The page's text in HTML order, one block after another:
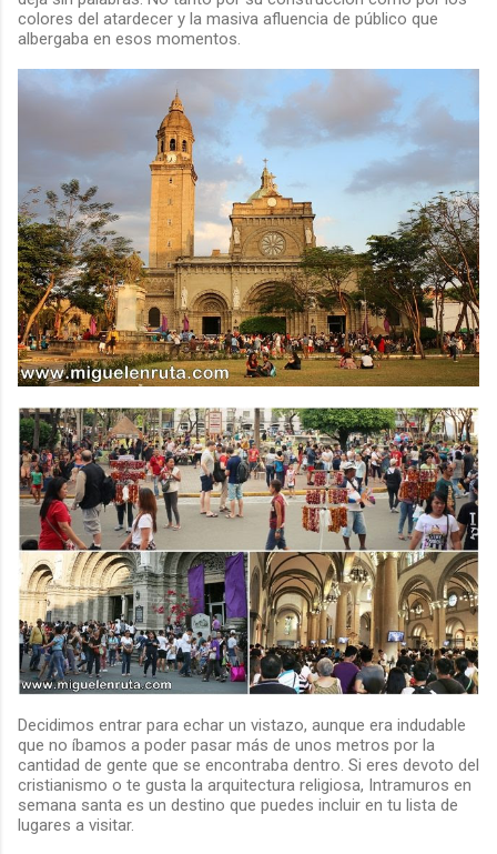
colores del atardecer y la masiva afluencia de público que
albergaba en esos momentos.
Decidimos entrar para echar un vistazo, aunque era indudable
que no íbamos a poder pasar más de unos metros por la
cantidad de gente que se encontraba dentro. Si eres devoto del
cristianismo o te gusta la arquitectura religiosa, Intramuros en
semana santa es un destino que puedes incluir en tu lista de
lugares a visitar.